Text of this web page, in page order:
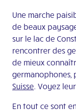
Une marche
de beaux
sur le lac de
rencontrer des
de mieux
germanophones,
Suisse. Voyez leur
En tout ce sont